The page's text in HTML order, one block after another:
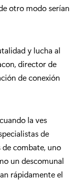
otro modo serían
y lucha al
director de
de conexión
la ves
de
de combate, uno
un descomunal
rápidamente el